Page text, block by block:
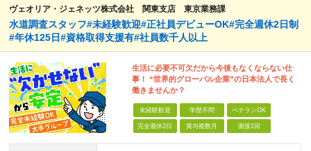
ヴェオリア・ジェネッツ株式会社 関東支店 東京業務課
水道調査スタッフ#未経験歓迎#正社員デビューOK#完全週休2日制
#年休125日#資格取得支援有#社員数千人以上
生活に必要不可欠だから今後もなくならない仕
事！ “世界的グローバル企業”の日本法人で長く
働きませんか？
未経験歓迎 学歴不問 ベテランOK
完全週休2日 賞与複数月 面接1回